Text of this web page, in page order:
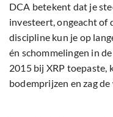
DCA betekent dat je
investeert, ongeacht of
discipline kun je op
én schommelingen in
2015 bij XRP toepaste,
bodemprijzen en zag